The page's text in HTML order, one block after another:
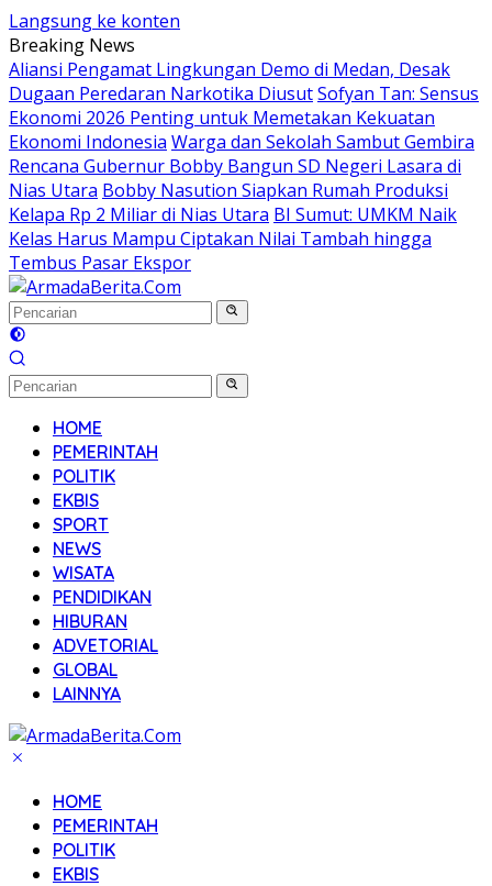
Langsung ke konten
Breaking News
Aliansi Pengamat Lingkungan Demo di Medan, Desak
Dugaan Peredaran Narkotika DiusutSofyan Tan: Sensus
Ekonomi 2026 Penting untuk Memetakan Kekuatan
Ekonomi Indonesia Warga dan Sekolah Sambut Gembira
Rencana Gubernur Bobby Bangun SD Negeri Lasara di
Nias Utara Bobby Nasution Siapkan Rumah Produksi
Kelapa Rp 2 Miliar di Nias Utara BI Sumut: UMKM Naik
Kelas Harus Mampu Ciptakan Nilai Tambah hingga
Tembus Pasar Ekspor
HOME
PEMERINTAH
POLITIK
EKBIS
SPORT
NEWS
WISATA
PENDIDIKAN
HIBURAN
ADVETORIAL
GLOBAL
LAINNYA
HOME
PEMERINTAH
POLITIK
EKBIS